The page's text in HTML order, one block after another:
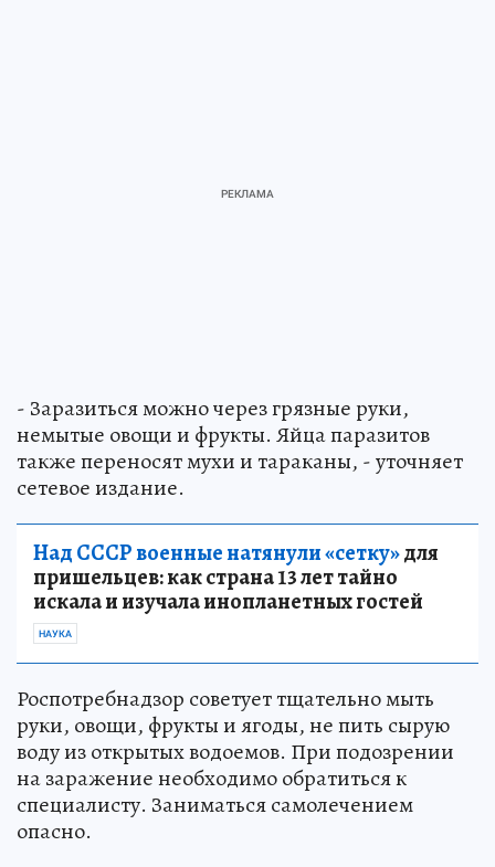
- Заразиться можно через грязные руки,
немытые овощи и фрукты. Яйца паразитов
также переносят мухи и тараканы, - уточняет
сетевое издание.
Над СССР военные натянули «сетку»для
пришельцев: как страна 13 лет тайно
искала и изучала инопланетных гостей
НАУКА
Роспотребнадзор советует тщательно мыть
руки, овощи, фрукты и ягоды, не пить сырую
воду из открытых водоемов. При подозрении
на заражение необходимо обратиться к
специалисту. Заниматься самолечением
опасно.